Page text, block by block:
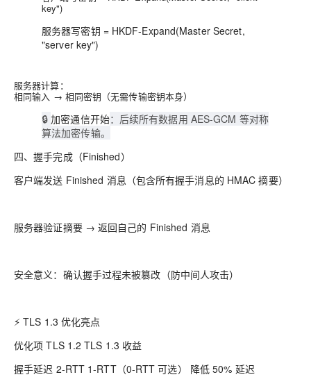
key")
服务器写密钥 = HKDF-Expand(Master Secret,
"server key")
服务器计算：
相同输入 → 相同密钥（无需传输密钥本身）
🔒加密通信开始：后续所有数据用 AES-GCM 等对称
算法加密传输。
四、握手完成（Finished）
客户端发送 Finished 消息（包含所有握手消息的 HMAC 摘要）
服务器验证摘要 → 返回自己的 Finished 消息
安全意义：确认握手过程未被篡改（防中间人攻击）
⚡ TLS 1.3 优化亮点
优化项 TLS 1.2 TLS 1.3 收益
握手延迟 2-RTT 1-RTT（0-RTT 可选） 降低 50% 延迟